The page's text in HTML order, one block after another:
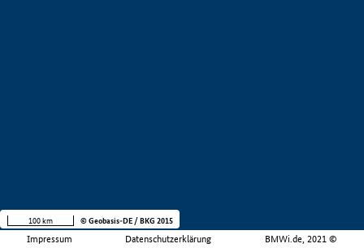
Impressum Datenschutzerklärung BMWi.de, 2021 ©
100 km © Geobasis-DE / BKG 2015